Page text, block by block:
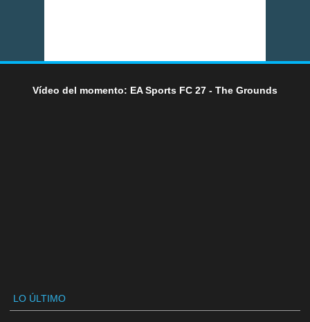
Vídeo del momento: EA Sports FC 27 - The Grounds
LO ÚLTIMO